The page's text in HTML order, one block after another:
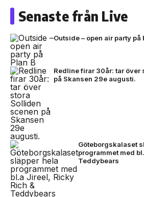
Senaste från Live
Outside – open air party på
Redline firar 30år: tar över
på Skansen 29e augusti.
Göteborgskalaset
programmet med
Teddybears